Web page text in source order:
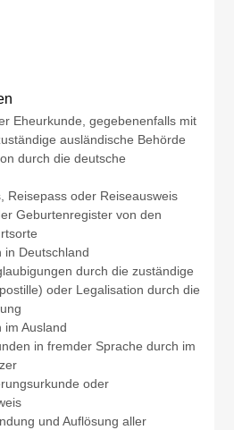
Eheurkunde, gegebenenfalls mit
ausländische Behörde
durch die deutsche
Reisepass oder Reiseausweis
Geburtenregister von den
in Deutschland
durch die zuständige
oder Legalisation durch die
im Ausland
in fremder Sprache durch im
oder
und Auflösung aller